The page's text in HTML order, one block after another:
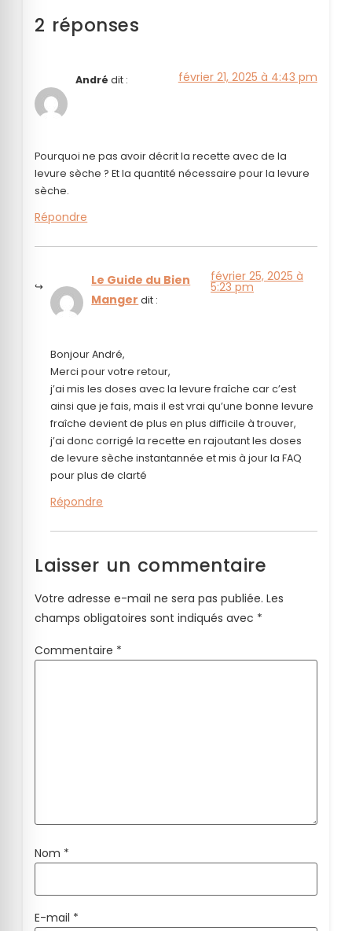
2 réponses
André dit : février 21, 2025 à 4:43 pm
Pourquoi ne pas avoir décrit la recette avec de la
levure sèche ? Et la quantité nécessaire pour la levure
sèche.
Répondre
Le Guide du Bien
Manger dit :
février 25, 2025 à
5:23 pm
Bonjour André,
Merci pour votre retour,
j’ai mis les doses avec la levure fraîche car c’est
ainsi que je fais, mais il est vrai qu’une bonne levure
fraîche devient de plus en plus difficile à trouver,
j’ai donc corrigé la recette en rajoutant les doses
de levure sèche instantannée et mis à jour la FAQ
pour plus de clarté
Répondre
Laisser un commentaire
Votre adresse e-mail ne sera pas publiée. Les
champs obligatoires sont indiqués avec *
Commentaire *
Nom *
E-mail *